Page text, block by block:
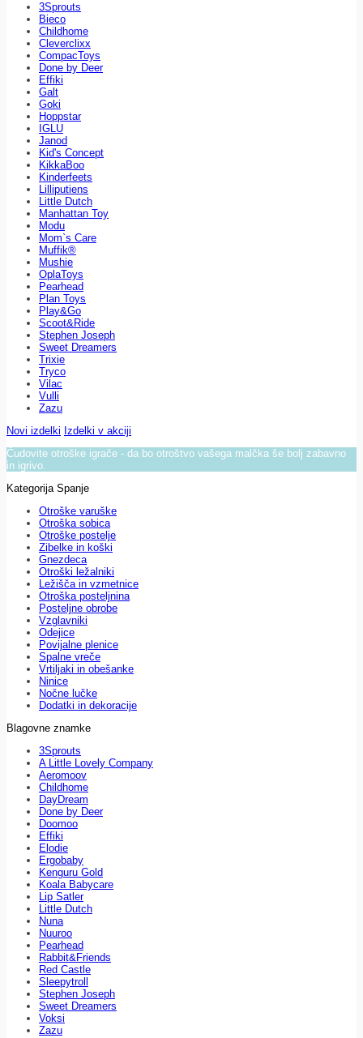
3Sprouts
Bieco
Childhome
Cleverclixx
CompacToys
Done by Deer
Effiki
Galt
Goki
Hoppstar
IGLU
Janod
Kid's Concept
KikkaBoo
Kinderfeets
Lilliputiens
Little Dutch
Manhattan Toy
Modu
Mom`s Care
Muffik®
Mushie
OplaToys
Pearhead
Plan Toys
Play&Go
Scoot&Ride
Stephen Joseph
Sweet Dreamers
Trixie
Tryco
Vilac
Vulli
Zazu
Novi izdelki Izdelki v akciji
Čudovite otroške igrače - da bo otroštvo vašega malčka še bolj zabavno
in igrivo.
Kategorija Spanje
Otroške varuške
Otroška sobica
Otroške postelje
Zibelke in koški
Gnezdeca
Otroški ležalniki
Ležišča in vzmetnice
Otroška posteljnina
Posteljne obrobe
Vzglavniki
Odejice
Povijalne plenice
Spalne vreče
Vrtiljaki in obešanke
Ninice
Nočne lučke
Dodatki in dekoracije
Blagovne znamke
3Sprouts
A Little Lovely Company
Aeromoov
Childhome
DayDream
Done by Deer
Doomoo
Effiki
Elodie
Ergobaby
Kenguru Gold
Koala Babycare
Lip Satler
Little Dutch
Nuna
Nuuroo
Pearhead
Rabbit&Friends
Red Castle
Sleepytroll
Stephen Joseph
Sweet Dreamers
Voksi
Zazu